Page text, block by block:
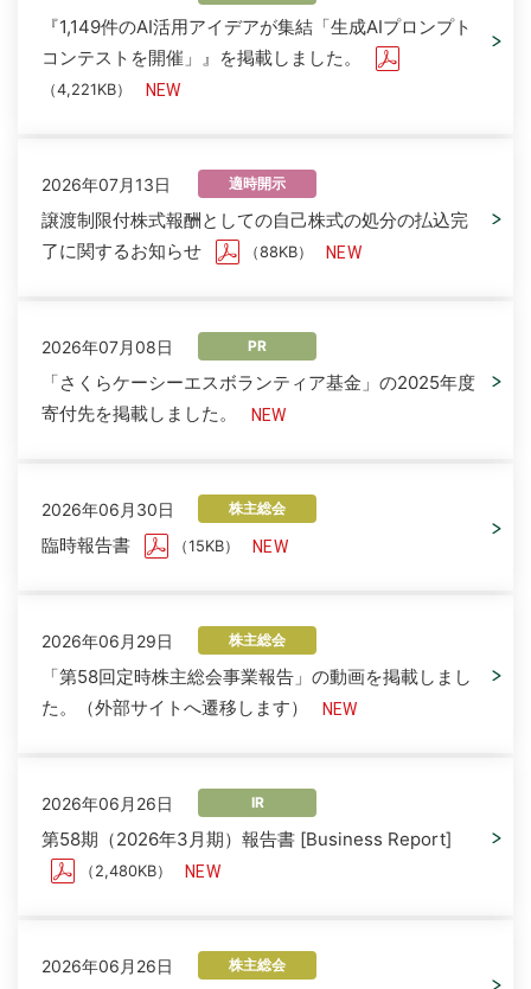
『1,149件のAI活用アイデアが集結「生成AIプロンプト
コンテストを開催」』を掲載しました。
（4,221KB）
2026年07月13日 適時開示
譲渡制限付株式報酬としての自己株式の処分の払込完
了に関するお知らせ
（88KB）
2026年07月08日 PR
「さくらケーシーエスボランティア基金」の2025年度
寄付先を掲載しました。
2026年06月30日 株主総会
臨時報告書 （15KB）
2026年06月29日 株主総会
「第58回定時株主総会事業報告」の動画を掲載しまし
た。（外部サイトへ遷移します）
2026年06月26日 IR
第58期（2026年3月期）報告書 [Business Report]
（2,480KB）
2026年06月26日 株主総会